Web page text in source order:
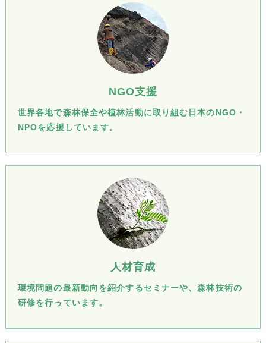
NGO支援
世界各地で森林保全や植林活動に取り組む日本のNGO・
NPOを応援しています。
人材育成
環境問題の最新動向を紹介するセミナーや、森林技術の
研修を行っています。